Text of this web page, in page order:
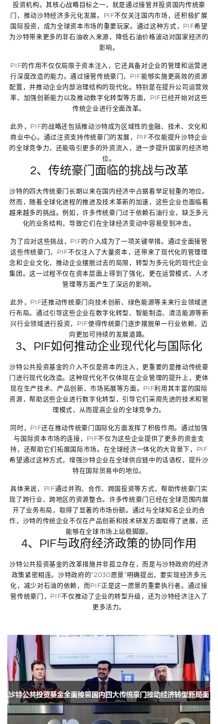
投资机构。其核心战略目标之一，就是通过接管并投资国内传统豪
门，推动沙特经济多元化发展。PIF不仅关注国内市场，还积极扩展
国际投资，成为全球资本市场的重要玩家。通过这种方式，PIF希望
为沙特带来更多的非石油收入来源，降低石油价格波动对国家经济的
影响。
PIF的作用不仅仅局限于资本注入，它还具备对企业的管理和运营进
行深度改造的能力。通过接管传统豪门，PIF能够实施更高效的资源
配置，并推动企业内部治理结构的现代化。特别是在提升公司运营效
率、加强创新能力以及推动数字化转型等方面，PIF已经开始对这些
传统企业进行全面改革。
此外，PIF的战略还包括推动沙特成为区域性的金融、技术、文化和
商业中心。通过注资支持传统豪门的发展，PIF不仅能提升沙特企业
的全球竞争力，还能吸引更多的外资流入，进一步提升国家的经济地
位。
2、传统豪门面临的挑战与改革
沙特的四大传统豪门长期以来在国内经济中占据着举足轻重的地位。
然而，随着全球化进程的推进及技术革新的加速，这些企业也面临着
越来越多的挑战。例如，许多传统豪门过于依赖石油行业，缺乏多元
化的业务结构，导致它们在全球经济变动中容易受到冲击。
为了应对这些挑战，PIF的介入成为了一项关键举措。通过全面接管
这些传统豪门，PIF不仅注入了大量资本，还带来了现代化的管理理
念和企业文化，推动企业摆脱过去的局限，转型为多元化的现代企业
集团。这一过程不仅在资本层面上得到了强化，更在运营模式、人才
管理等方面产生了深远的影响。
此外，PIF还推动传统豪门向技术创新、绿色能源等未来行业领域进
行布局。通过引导这些企业在数字化转型、智能制造、清洁能源等新
兴行业领域进行投资，PIF使得传统豪门逐步摆脱单一行业依赖，迈
向更加可持续的发展道路。
3、PIF如何推动企业现代化与国际化
沙特公共投资基金的介入不仅是资本的注入，更重要的是推动传统豪
门进行现代化改造。这种现代化不仅体现在企业管理的提升上，更体
现在生产技术、产品创新、市场拓展等方面。PIF利用其丰富的国际
资源，帮助这些企业进行数字化转型，引导它们采用先进的技术和管
理模式，从而提高企业的全球竞争力。
同时，PIF还在推动传统豪门国际化方面发挥了积极作用。通过加强
与国际资本市场的连接，PIF不仅为这些企业提供了更多的资金支
持，还帮助它们拓展国际市场。在全球经济一体化的大背景下，PIF
希望通过这种方式，增强沙特企业在全球供应链中的话语权，提升沙
特在国际贸易中的地位。
具体来说，PIF通过并购、合作、跨国投资等方式，帮助传统豪门实
现了跨行业、跨地区的资源整合。许多传统豪门已经在全球范围内展
开了业务布局，取得了显著的市场份额。通过与全球知名企业的合
作，沙特的传统企业不仅在产品创新和技术研发方面取得了进展，还
能够在全球市场上站稳脚跟。
4、PIF与政府经济政策的协同作用
沙特公共投资基金的改革措施并非孤立存在，而是与沙特政府的经济
政策紧密相连。沙特政府的“2030愿景”明确提出，要实现经济多元
化，减少对石油的依赖，而PIF正是这一愿景的重要执行者。通过接
管传统豪门，PIF不仅推动了企业的转型升级，还为沙特经济注入了
更多活力。